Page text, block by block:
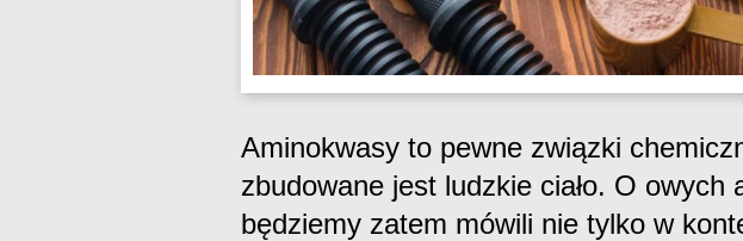
Aminokwasy to pewne związki
zbudowane jest ludzkie ciało. O owych
będziemy zatem mówili nie tylko w